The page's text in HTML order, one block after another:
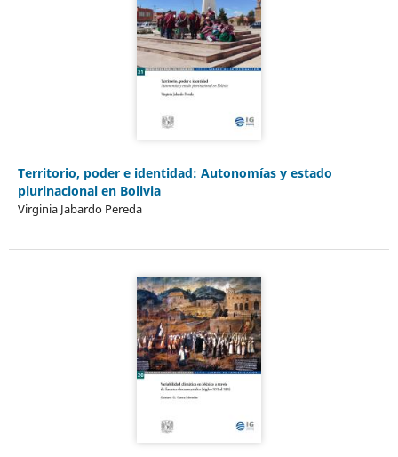
Territorio, poder e identidad: Autonomías y estado
plurinacional en Bolivia
Virginia Jabardo Pereda